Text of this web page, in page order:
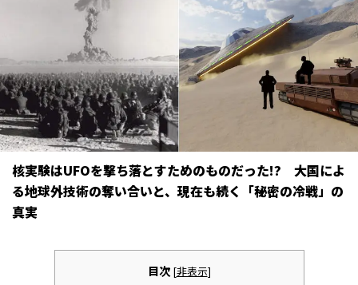
核実験はUFOを撃ち落とすためのものだった!? 大国によ
る地球外技術の奪い合いと、現在も続く「秘密の冷戦」の
真実
目次 [非表示]